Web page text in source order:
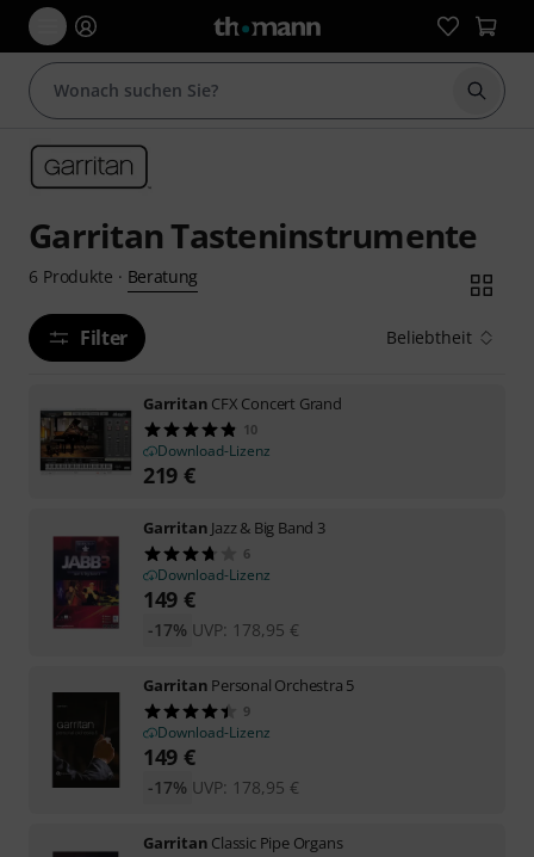
Suche
Garritan Tasteninstrumente
6 Produkte · Beratung
Filter Beliebtheit
Garritan CFX Concert Grand
10
Download-Lizenz
219 €
Garritan Jazz & Big Band 3
6
Download-Lizenz
149 €
UVP: 178,95 €
-17%
Garritan Personal Orchestra 5
9
Download-Lizenz
149 €
UVP: 178,95 €
-17%
Garritan Classic Pipe Organs